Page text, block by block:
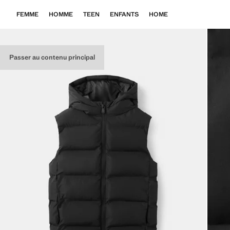
Passer au contenu principal
FEMME HOMME TEEN ENFANTS HOME